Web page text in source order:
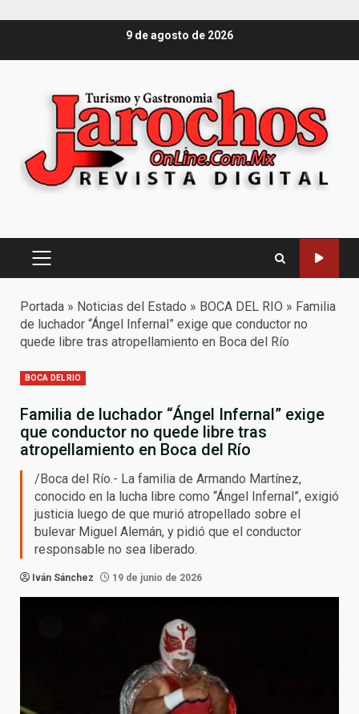
contenido
9 de agosto de 2026
Menú
principal
Portada » Noticias del Estado » BOCA DEL RIO » Familia
de luchador “Ángel Infernal” exige que conductor no
quede libre tras atropellamiento en Boca del Río
BOCA DEL RIO
Familia de luchador “Ángel Infernal” exige
que conductor no quede libre tras
atropellamiento en Boca del Río
/Boca del Río.- La familia de Armando Martínez,
conocido en la lucha libre como “Ángel Infernal”, exigió
justicia luego de que murió atropellado sobre el
bulevar Miguel Alemán, y pidió que el conductor
responsable no sea liberado.
Iván Sánchez 19 de junio de 2026